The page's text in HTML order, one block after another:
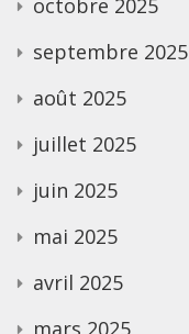
septembre 2025
août 2025
juillet 2025
juin 2025
mai 2025
avril 2025
mars 2025